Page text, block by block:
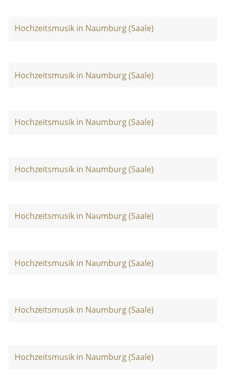
Hochzeitsmusik in Naumburg (Saale)
Hochzeitsmusik in Naumburg (Saale)
Hochzeitsmusik in Naumburg (Saale)
Hochzeitsmusik in Naumburg (Saale)
Hochzeitsmusik in Naumburg (Saale)
Hochzeitsmusik in Naumburg (Saale)
Hochzeitsmusik in Naumburg (Saale)
Hochzeitsmusik in Naumburg (Saale)